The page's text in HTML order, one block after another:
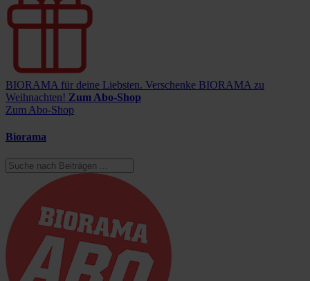
BIORAMA für deine Liebsten. Verschenke BIORAMA zu
Weihnachten! Zum Abo-Shop
Zum Abo-Shop
Biorama